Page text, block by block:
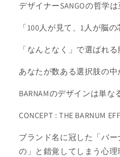
デザイナーSANGOの哲学
「100人が見て、1人が脳
「なんとなく」で選ばれる
あなたが数ある選択肢の
BARNAMのデザインは単
CONCEPT : THE BARNUM
ブランド名に冠した「バ
の」と錯覚してしまう心理